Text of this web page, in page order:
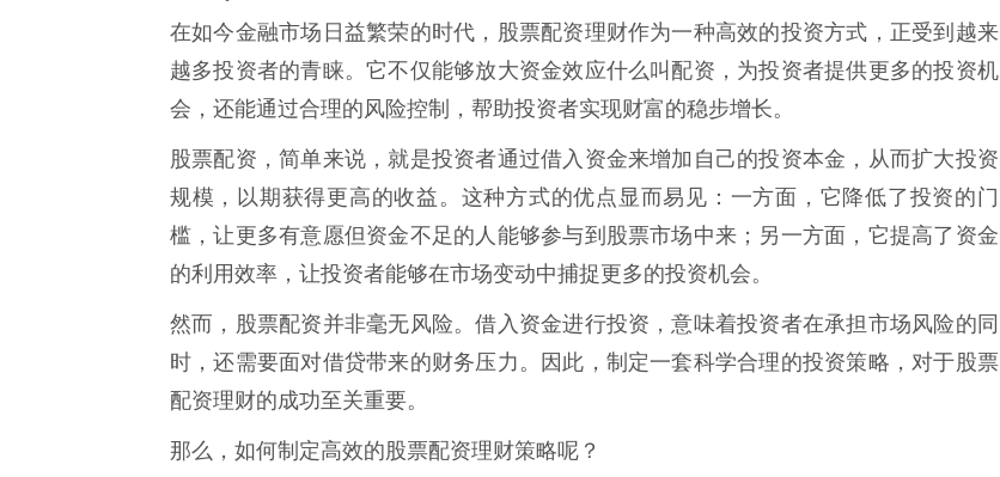
在如今金融市场日益繁荣的时代，股票配资理财作为一种高效的投资方式，正受到越来
越多投资者的青睐。它不仅能够放大资金效应什么叫配资，为投资者提供更多的投资机
会，还能通过合理的风险控制，帮助投资者实现财富的稳步增长。
股票配资，简单来说，就是投资者通过借入资金来增加自己的投资本金，从而扩大投资
规模，以期获得更高的收益。这种方式的优点显而易见：一方面，它降低了投资的门
槛，让更多有意愿但资金不足的人能够参与到股票市场中来；另一方面，它提高了资金
的利用效率，让投资者能够在市场变动中捕捉更多的投资机会。
然而，股票配资并非毫无风险。借入资金进行投资，意味着投资者在承担市场风险的同
时，还需要面对借贷带来的财务压力。因此，制定一套科学合理的投资策略，对于股票
配资理财的成功至关重要。
那么，如何制定高效的股票配资理财策略呢？